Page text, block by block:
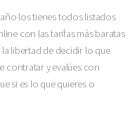
los tienes todos listados
con las tarifas más baratas
libertad de decidir lo que
contratar y evalúes con
si es lo que quieres o